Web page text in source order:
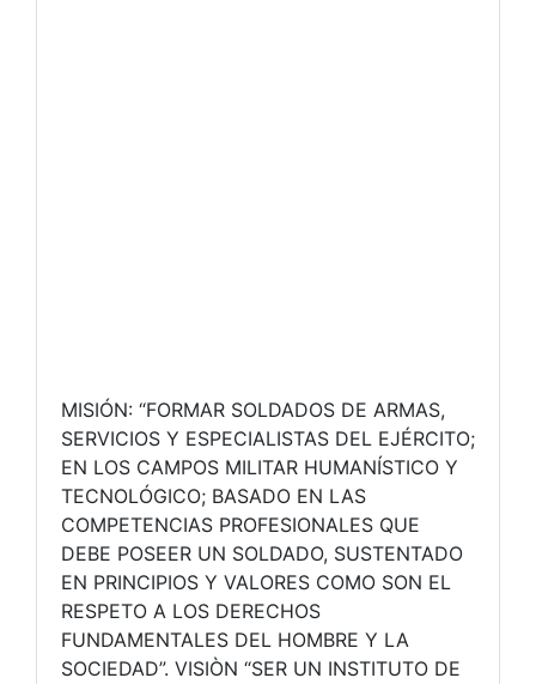
MISIÓN: “FORMAR SOLDADOS DE ARMAS,
SERVICIOS Y ESPECIALISTAS DEL EJÉRCITO;
EN LOS CAMPOS MILITAR HUMANÍSTICO Y
TECNOLÓGICO; BASADO EN LAS
COMPETENCIAS PROFESIONALES QUE
DEBE POSEER UN SOLDADO, SUSTENTADO
EN PRINCIPIOS Y VALORES COMO SON EL
RESPETO A LOS DERECHOS
FUNDAMENTALES DEL HOMBRE Y LA
SOCIEDAD”. VISIÒN “SER UN INSTITUTO DE